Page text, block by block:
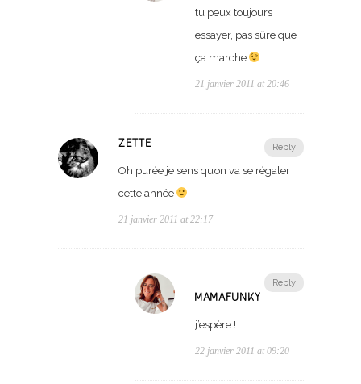
tu peux toujours
essayer, pas sûre que
ça marche
21 janvier 2011 at 20:46
Reply
ZETTE
Oh purée je sens qu’on va se régaler
cette année
21 janvier 2011 at 22:17
Reply
MAMAFUNKY
j’espère !
22 janvier 2011 at 09:20